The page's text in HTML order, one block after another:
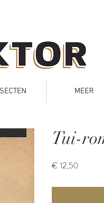
MEER
Tui-
€ 12,50